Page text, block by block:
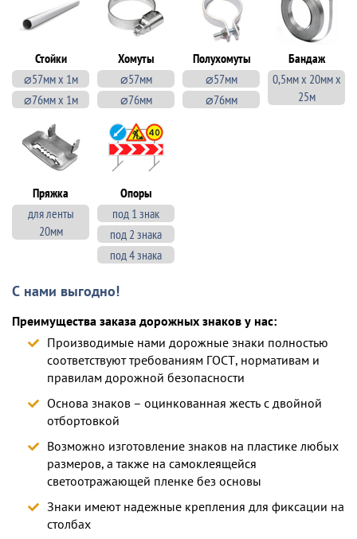
Стойки
⌀57мм х 1м
⌀76мм х 1м
Хомуты
⌀57мм
⌀76мм
Полухомуты
⌀57мм
⌀76мм
Бандаж
0,5мм х 20мм х
25м
Пряжка
для ленты
20мм
Опоры
под 1 знак
под 2 знака
под 4 знака
С нами выгодно!
Преимущества заказа дорожных знаков у нас:
Производимые нами дорожные знаки полностью
соответствуют требованиям ГОСТ, нормативам и
правилам дорожной безопасности
Основа знаков – оцинкованная жесть с двойной
отбортовкой
Возможно изготовление знаков на пластике любых
размеров, а также на самоклеящейся
светоотражающей пленке без основы
Знаки имеют надежные крепления для фиксации на
столбах